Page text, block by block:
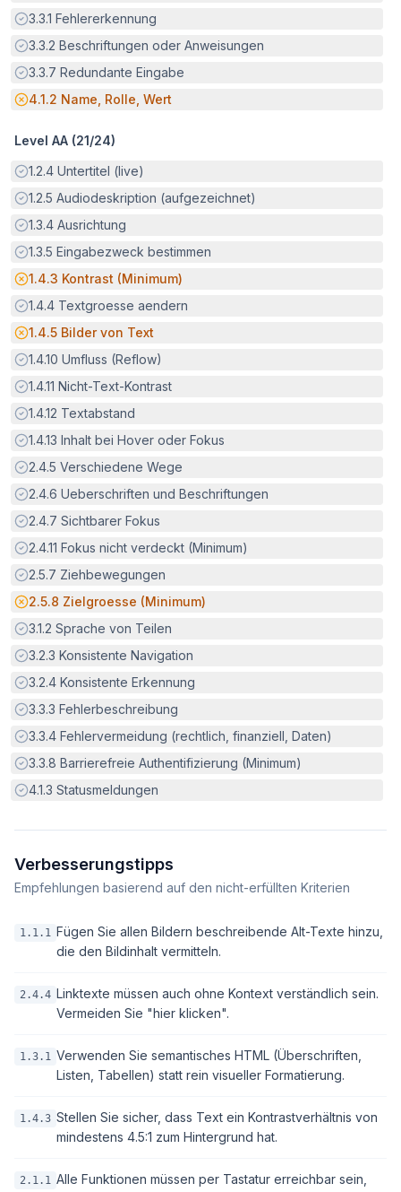
Erfüllt:
3.3.1 Fehlererkennung
Erfüllt:
3.3.2 Beschriftungen oder Anweisungen
Erfüllt:
3.3.7 Redundante Eingabe
Potenzielle Barriere:
4.1.2 Name, Rolle, Wert
Level AA (21/24)
Erfüllt:
1.2.4 Untertitel (live)
Erfüllt:
1.2.5 Audiodeskription (aufgezeichnet)
Erfüllt:
1.3.4 Ausrichtung
Erfüllt:
1.3.5 Eingabezweck bestimmen
Potenzielle Barriere:
1.4.3 Kontrast (Minimum)
Erfüllt:
1.4.4 Textgroesse aendern
Potenzielle Barriere:
1.4.5 Bilder von Text
Erfüllt:
1.4.10 Umfluss (Reflow)
Erfüllt:
1.4.11 Nicht-Text-Kontrast
Erfüllt:
1.4.12 Textabstand
Erfüllt:
1.4.13 Inhalt bei Hover oder Fokus
Erfüllt:
2.4.5 Verschiedene Wege
Erfüllt:
2.4.6 Ueberschriften und Beschriftungen
Erfüllt:
2.4.7 Sichtbarer Fokus
Erfüllt:
2.4.11 Fokus nicht verdeckt (Minimum)
Erfüllt:
2.5.7 Ziehbewegungen
Potenzielle Barriere:
2.5.8 Zielgroesse (Minimum)
Erfüllt:
3.1.2 Sprache von Teilen
Erfüllt:
3.2.3 Konsistente Navigation
Erfüllt:
3.2.4 Konsistente Erkennung
Erfüllt:
3.3.3 Fehlerbeschreibung
Erfüllt:
3.3.4 Fehlervermeidung (rechtlich, finanziell, Daten)
Erfüllt:
3.3.8 Barrierefreie Authentifizierung (Minimum)
Erfüllt:
4.1.3 Statusmeldungen
Verbesserungstipps
Empfehlungen basierend auf den nicht-erfüllten Kriterien
1.1.1 Fügen Sie allen Bildern beschreibende Alt-Texte hinzu,
die den Bildinhalt vermitteln.
2.4.4 Linktexte müssen auch ohne Kontext verständlich sein.
Vermeiden Sie "hier klicken".
1.3.1 Verwenden Sie semantisches HTML (Überschriften,
Listen, Tabellen) statt rein visueller Formatierung.
1.4.3 Stellen Sie sicher, dass Text ein Kontrastverhältnis von
mindestens 4.5:1 zum Hintergrund hat.
2.1.1 Alle Funktionen müssen per Tastatur erreichbar sein,